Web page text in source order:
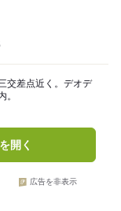
交差点近く。デオデ
。
開く
広告を非表示